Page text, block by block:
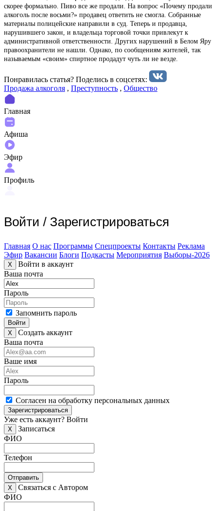
скорее формально. Пиво все же продали. На вопрос «Почему продали
алкоголь после восьми?» продавец ответить не смогла. Собранные
материалы полицейские направили в суд. Теперь и продавца,
нарушившего закон, и владельца торговой точки привлекут к
административной ответственности. Других нарушений в Белом Яру
правоохранители не нашли. Однако, по сообщениям жителей, так
называемым «своим» спиртное продадут чуть ли не везде.
Понравилась статья? Поделиcь в соцсетях:
Продажа алкоголя , Преступность , Общество
Главная
Афиша
Эфир
Профиль
Войти / Зарегистрироваться
Главная О нас Программы Спецпроекты Контакты Реклама
Эфир Вакансии Блоги Подкасты Мероприятия Выборы-2026
X
Войти в аккаунт
Ваша почта
Пароль
Запомнить пароль
Войти
X
Создать аккаунт
Ваша почта
Ваше имя
Пароль
Согласен на обработку персональных данных
Зарегистрироваться
Уже есть аккаунт? Войти
X
Записаться
ФИО
Телефон
Отправить
X
Связаться с Автором
ФИО